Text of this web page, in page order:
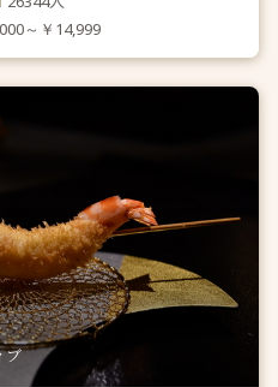
～￥14,999
ブ